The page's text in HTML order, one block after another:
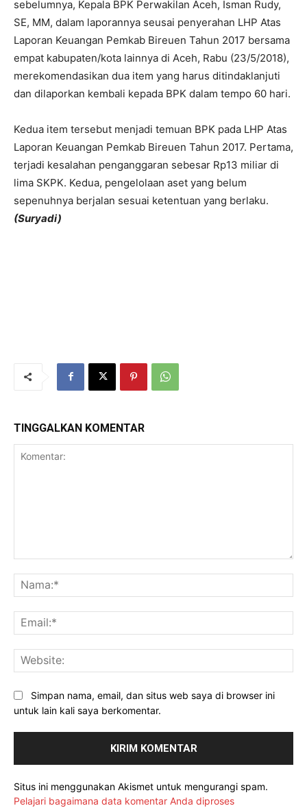
sebelumnya, Kepala BPK Perwakilan Aceh, Isman Rudy,
SE, MM, dalam laporannya seusai penyerahan LHP Atas
Laporan Keuangan Pemkab Bireuen Tahun 2017 bersama
empat kabupaten/kota lainnya di Aceh, Rabu (23/5/2018),
merekomendasikan dua item yang harus ditindaklanjuti
dan dilaporkan kembali kepada BPK dalam tempo 60 hari.
Kedua item tersebut menjadi temuan BPK pada LHP Atas
Laporan Keuangan Pemkab Bireuen Tahun 2017. Pertama,
terjadi kesalahan penganggaran sebesar Rp13 miliar di
lima SKPK. Kedua, pengelolaan aset yang belum
sepenuhnya berjalan sesuai ketentuan yang berlaku.
(Suryadi)
TINGGALKAN KOMENTAR
Simpan nama, email, dan situs web saya di browser ini
untuk lain kali saya berkomentar.
Situs ini menggunakan Akismet untuk mengurangi spam.
Pelajari bagaimana data komentar Anda diproses